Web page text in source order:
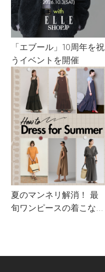
「エブール」10周年を祝
うイベントを開催
夏のマンネリ解消！ 最
旬ワンピースの着こなし